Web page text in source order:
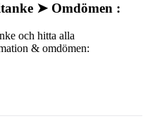
➤ Omdömen :
och hitta alla
& omdömen: